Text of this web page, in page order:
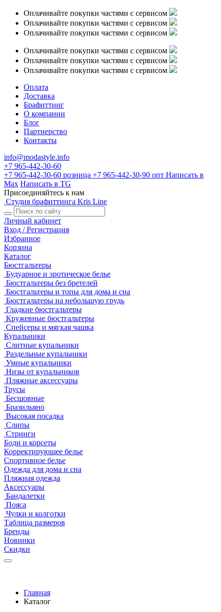
Оплачивайте покупки частями с сервисом
Оплачивайте покупки частями с сервисом
Оплачивайте покупки частями с сервисом
Оплачивайте покупки частями с сервисом
Оплачивайте покупки частями с сервисом
Оплачивайте покупки частями с сервисом
Оплата
Доставка
Брафиттинг
О компании
Блог
Партнерство
Контакты
info@modastyle.info
+7 965-442-30-60
+7 965-442-30-60 розница +7 965-442-30-90 опт Написать в
Max Написать в TG
Присоединяйтесь к нам
Студия брафиттинга Kris Line
Личный кабинет
Вход / Регистрация
Избранное
Корзина
Каталог
Бюстгальтеры
Будуарное и эротическое белье
Бюстгальтеры без бретелей
Бюстгальтеры и топы для дома и сна
Бюстгальтеры на небольшую грудь
Гладкие бюстгальтеры
Кружевные бюстгальтеры
Спейсеры и мягкая чашка
Купальники
Слитные купальники
Раздельные купальники
Умные купальники
Низы от купальников
Пляжные аксессуары
Трусы
Бесшовные
Бразильяно
Высокая посадка
Слипы
Стринги
Боди и корсеты
Корректирующее белье
Спортивное белье
Одежда для дома и сна
Пляжная одежда
Аксессуары
Бандалетки
Пояса
Чулки и колготки
Таблица размеров
Бренды
Новинки
Скидки
Главная
Каталог